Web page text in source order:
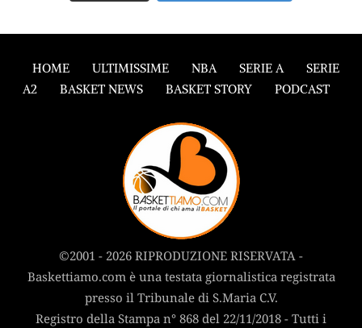
HOME ULTIMISSIME NBA SERIE A
SERIE
A2
BASKET NEWS BASKET STORY PODCAST
©2001 - 2026 RIPRODUZIONE RISERVATA -
Baskettiamo.com è una testata giornalistica registrata
presso il Tribunale di S.Maria C.V.
Registro della Stampa n° 868 del 22/11/2018 - Tutti i